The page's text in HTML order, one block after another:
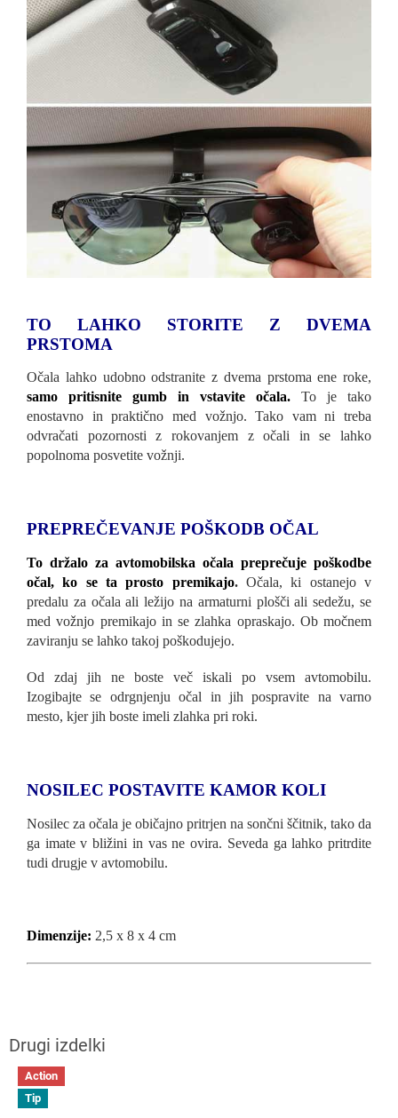
TO LAHKO STORITE Z DVEMA
PRSTOMA
Očala lahko udobno odstranite z dvema prstoma ene roke,
samo pritisnite gumb in vstavite očala. To je tako
enostavno in praktično med vožnjo. Tako vam ni treba
odvračati pozornosti z rokovanjem z očali in se lahko
popolnoma posvetite vožnji.
PREPREČEVANJE POŠKODB OČAL
To držalo za avtomobilska očala preprečuje poškodbe
očal, ko se ta prosto premikajo.Očala, ki ostanejo v
predalu za očala ali ležijo na armaturni plošči ali sedežu, se
med vožnjo premikajo in se zlahka opraskajo. Ob močnem
zaviranju se lahko takoj poškodujejo.
Od zdaj jih ne boste več iskali po vsem avtomobilu.
Izogibajte se odrgnjenju očal in jih pospravite na varno
mesto, kjer jih boste imeli zlahka pri roki.
NOSILEC POSTAVITE KAMOR KOLI
Nosilec za očala je običajno pritrjen na sončni ščitnik, tako da
ga imate v bližini in vas ne ovira. Seveda ga lahko pritrdite
tudi drugje v avtomobilu.
Dimenzije: 2,5 x 8 x 4 cm
Action
Tip